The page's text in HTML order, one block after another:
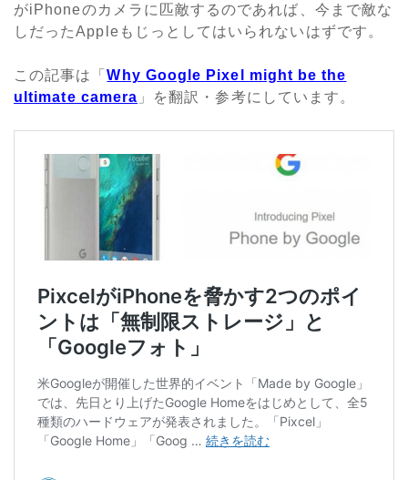
がiPhoneのカメラに匹敵するのであれば、今まで敵な
しだったAppleもじっとしてはいられないはずです。
この記事は「Why Google Pixel might be the
ultimate camera 」を翻訳・参考にしています。